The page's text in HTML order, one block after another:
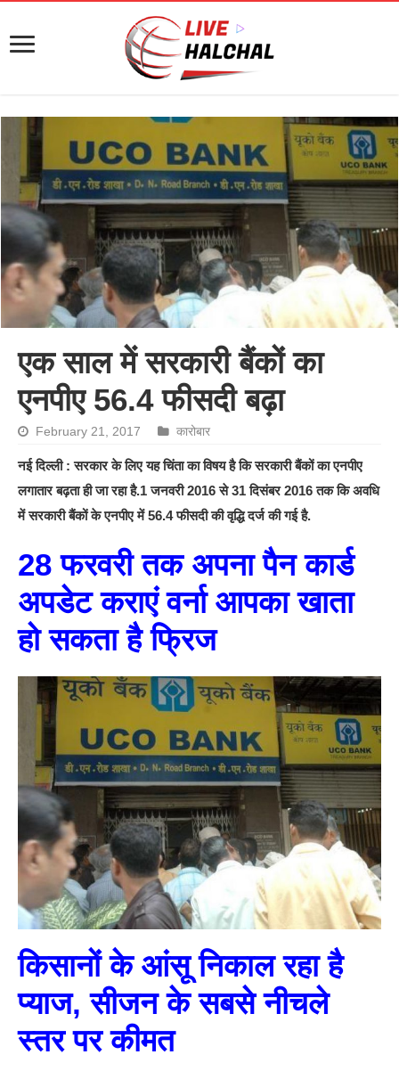
एक साल में सरकारी बैंकों का
एनपीए 56.4 फीसदी बढ़ा
February 21, 2017 कारोबार
नई दिल्ली : सरकार के लिए यह चिंता का विषय है कि सरकारी बैंकों का एनपीए
लगातार बढ़ता ही जा रहा है.1 जनवरी 2016 से 31 दिसंबर 2016 तक कि अवधि
में सरकारी बैंकों के एनपीए में 56.4 फीसदी की वृद्धि दर्ज की गई है.
28 फरवरी तक अपना पैन कार्ड
अपडेट कराएं वर्ना आपका खाता
हो सकता है फ्रिज
किसानों के आंसू निकाल रहा है
प्याज, सीजन के सबसे नीचले
स्तर पर कीमत